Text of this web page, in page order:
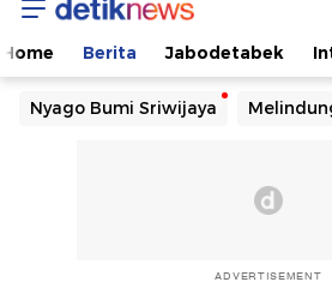
Home Berita Jabodetabek
Nyago Bumi Sriwijaya
ADVERTISEMENT